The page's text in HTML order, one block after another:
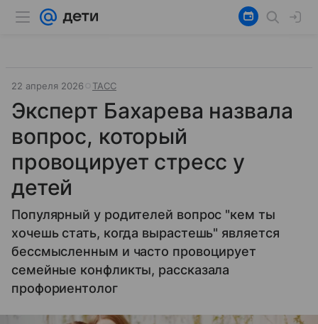
22 апреля 2026 ТАСС
Эксперт Бахарева назвала
вопрос, который
провоцирует стресс у
детей
Популярный у родителей вопрос "кем ты
хочешь стать, когда вырастешь" является
бессмысленным и часто провоцирует
семейные конфликты, рассказала
профориентолог